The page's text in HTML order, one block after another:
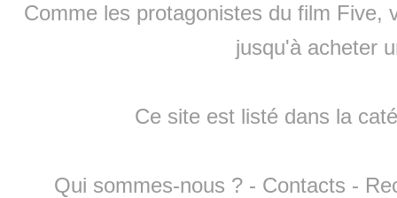
Comme les protagonistes du film Five,
jusqu'à acheter
Ce site est listé dans la
Qui sommes-nous ? - Contacts -